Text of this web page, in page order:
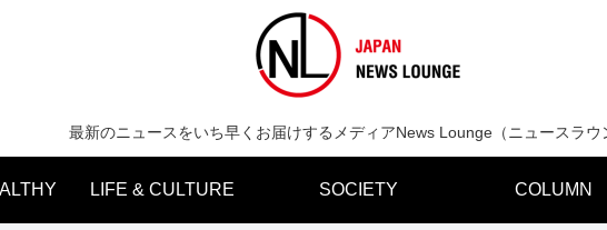
最新のニュースをいち早くお届けするメディアNews Lounge（ニュースラウ
LIFE & CULTURE SOCIETY COLUMN